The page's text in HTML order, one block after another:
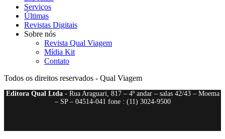
Serviços
Últimas
Revistas Digitais
Sobre nós
Revista Qual Viagem
Mídia Kit
Contato
Todos os direitos reservados - Qual Viagem
Editora Qual Ltda- Rua Araguari, 817 – 4º andar – salas 42/43 – Moema
– SP – 04514-041 fone : (11) 3024-9500